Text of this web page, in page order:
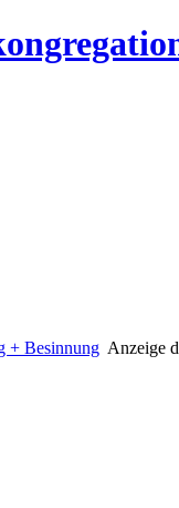
+ Besinnung Anzeige